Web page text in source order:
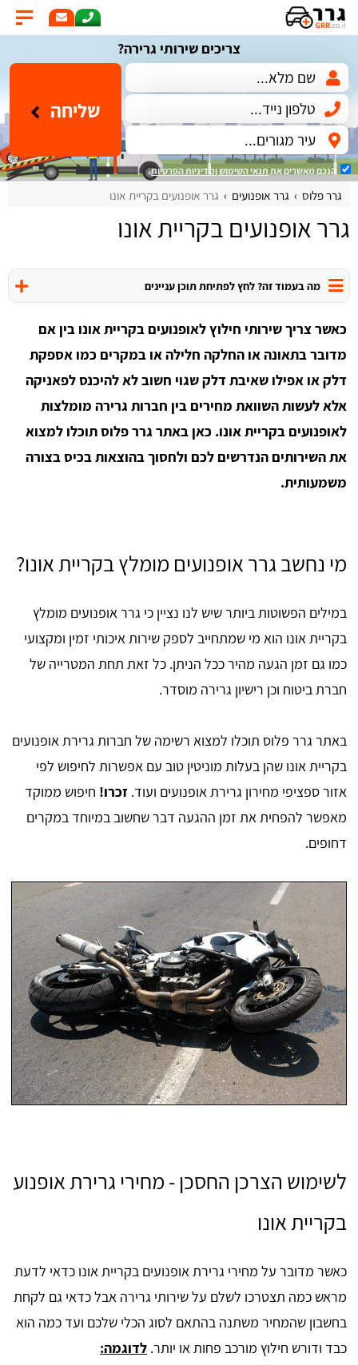
צריכים שירותי גרירה?
שליחה
הנכם מאשרים את תנאי השימושומדיניות הפרטיות.
גרר פלוס גרר אופנועים גרר אופנועים בקריית אונו
גרר אופנועים בקריית אונו
מה בעמוד זה? לחץ לפתיחת תוכן עניינים
כאשר צריך שירותי חילוץ לאופנועים בקריית אונו בין אם
מדובר בתאונה או החלקה חלילה או במקרים כמו אספקת
דלק או אפילו שאיבת דלק שגוי חשוב לא להיכנס לפאניקה
אלא לעשות השוואת מחירים בין חברות גרירה מומלצות
לאופנועים בקריית אונו. כאן באתר גרר פלוס תוכלו למצוא
את השירותים הנדרשים לכם ולחסוך בהוצאות בכיס בצורה
משמעותית.
מי נחשב גרר אופנועים מומלץ בקריית אונו?
במילים הפשוטות ביותר שיש לנו נציין כי גרר אופנועים מומלץ
בקריית אונו הוא מי שמתחייב לספק שירות איכותי זמין ומקצועי
כמו גם זמן הגעה מהיר ככל הניתן. כל זאת תחת המטרייה של
חברת ביטוח וכן רישיון גרירה מוסדר.
באתר גרר פלוס תוכלו למצוא רשימה של חברות גרירת אופנועים
בקריית אונו שהן בעלות מוניטין טוב עם אפשרות לחיפוש לפי
אזור ספציפי מחירון גרירת אופנועים ועוד. זכרו! חיפוש ממוקד
מאפשר להפחית את זמן ההגעה דבר שחשוב במיוחד במקרים
דחופים.
לשימוש הצרכן החסכן - מחירי גרירת אופנוע
בקריית אונו
כאשר מדובר על מחירי גרירת אופנועים בקריית אונו כדאי לדעת
מראש כמה תצטרכו לשלם על שירותי גרירה אבל כדאי גם לקחת
בחשבון שהמחיר משתנה בהתאם לסוג הכלי שלכם ועד כמה הוא
כבד ודורש חילוץ מורכב פחות או יותר. לדוגמה: